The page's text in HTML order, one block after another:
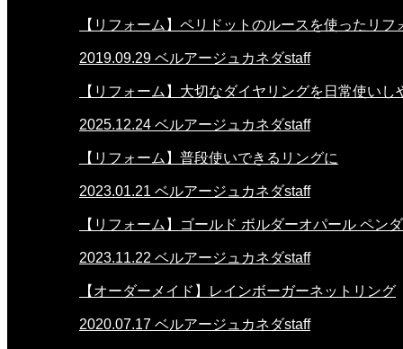
【リフォーム】ペリドットのルースを使ったリフ
2019.09.29 ベルアージュカネダstaff
【リフォーム】大切なダイヤリングを日常使いし
2025.12.24 ベルアージュカネダstaff
【リフォーム】普段使いできるリングに
2023.01.21 ベルアージュカネダstaff
【リフォーム】ゴールド ボルダーオパール ペン
2023.11.22 ベルアージュカネダstaff
【オーダーメイド】レインボーガーネットリング
2020.07.17 ベルアージュカネダstaff